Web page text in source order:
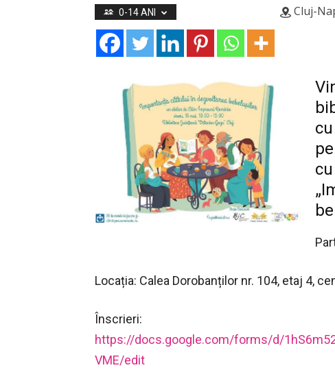
0-14 ANI Cluj-
Locația: Calea Dorobanților nr. 104, etaj 4,
Înscrieri:
https://docs.google.com/forms/d/
VME/edit